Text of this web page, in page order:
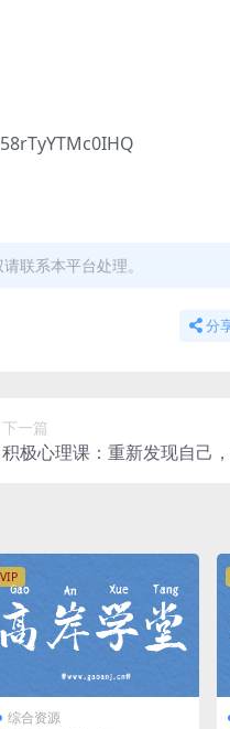
联系本平台处理。
分
下一篇
积极心理课：重新发现自己
VIP
综合资源